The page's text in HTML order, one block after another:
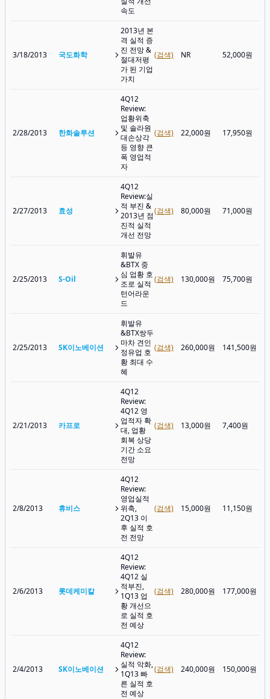
속도
3/18/2013 국도화학
2013년 본
격 실적 증
진 전망 &
절대저평
가 된 기업
가치
(검색) NR 52,000원
2/28/2013 한화솔루션
4Q12
Review:
업황위축
및 솔라원
대손상각
등 영향 큰
폭 영업적
자
(검색) 22,000원 17,950원
2/27/2013 효성
4Q12
Review:실
적 부진 &
2013년 점
진적 실적
개선 전망
(검색) 80,000원 71,000원
2/25/2013 S-Oil
휘발유
&BTX 중
심 업황 호
조로 실적
턴어라운
드
(검색) 130,000원 75,700원
2/25/2013 SK이노베이션
휘발유
&BTX쌍두
마차 견인
정유업 호
황 최대 수
혜
(검색) 260,000원 141,500원
2/21/2013 카프로
4Q12
Review:
4Q12 영
업적자 확
대, 업황
회복 상당
기간 소요
전망
(검색) 13,000원 7,400원
2/8/2013 휴비스
4Q12
Review:
영업실적
위축,
2Q13 이
후 실적 호
전 전망
(검색) 15,000원 11,150원
2/6/2013 롯데케미칼
4Q12
Review:
4Q12 실
적부진,
1Q13 업
황 개선으
로 실적 호
전 예상
(검색) 280,000원 177,000원
2/4/2013 SK이노베이션
4Q12
Review:
실적 악화,
1Q13 빠
른 실적 호
전 예상
(검색) 240,000원 150,000원